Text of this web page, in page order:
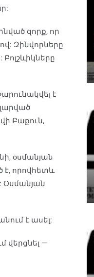
զորք, որ
Զինվորները
է
Բաքուն,
օսմանյան
է, որովհետև
Օսմանյան
է ասել:
վերցնել —